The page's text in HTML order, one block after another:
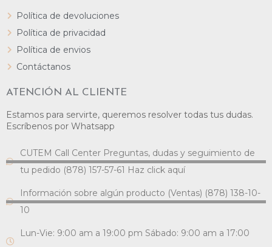
Política de devoluciones
Política de privacidad
Política de envios
Contáctanos
ATENCIÓN AL CLIENTE
Estamos para servirte, queremos resolver todas tus dudas.
Escríbenos por Whatsapp
CUTEM Call Center Preguntas, dudas y seguimiento de
tu pedido (878) 157-57-61 Haz click aquí
Información sobre algún producto (Ventas) (878) 138-10-
10
Lun-Vie: 9:00 am a 19:00 pm Sábado: 9:00 am a 17:00